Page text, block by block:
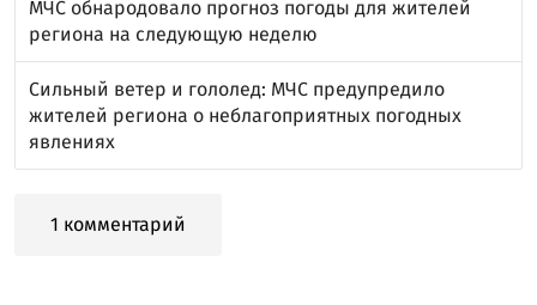
МЧС обнародовало прогноз погоды для жителей
региона на следующую неделю
Сильный ветер и гололед: МЧС предупредило
жителей региона о неблагоприятных погодных
явлениях
1 комментарий